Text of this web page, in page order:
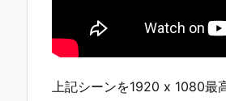
上記シーンを1920 x 1080